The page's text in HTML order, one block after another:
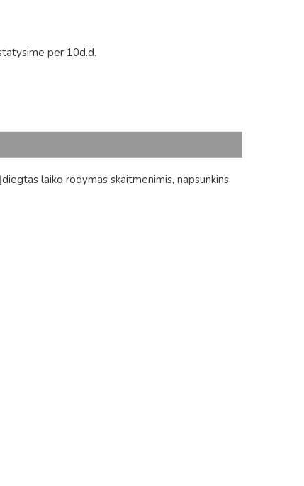
per 10d.d.
laiko rodymas skaitmenimis, napsunkins